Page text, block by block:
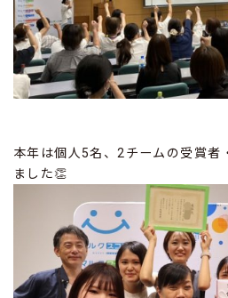
本年は個人5名、2チームの受賞者
ました👏